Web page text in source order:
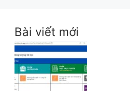
Bài viết mới